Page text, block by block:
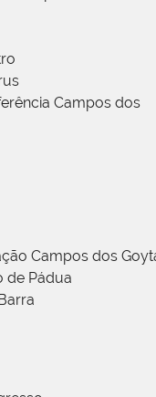
Campos dos
Campos dos
de Pádua